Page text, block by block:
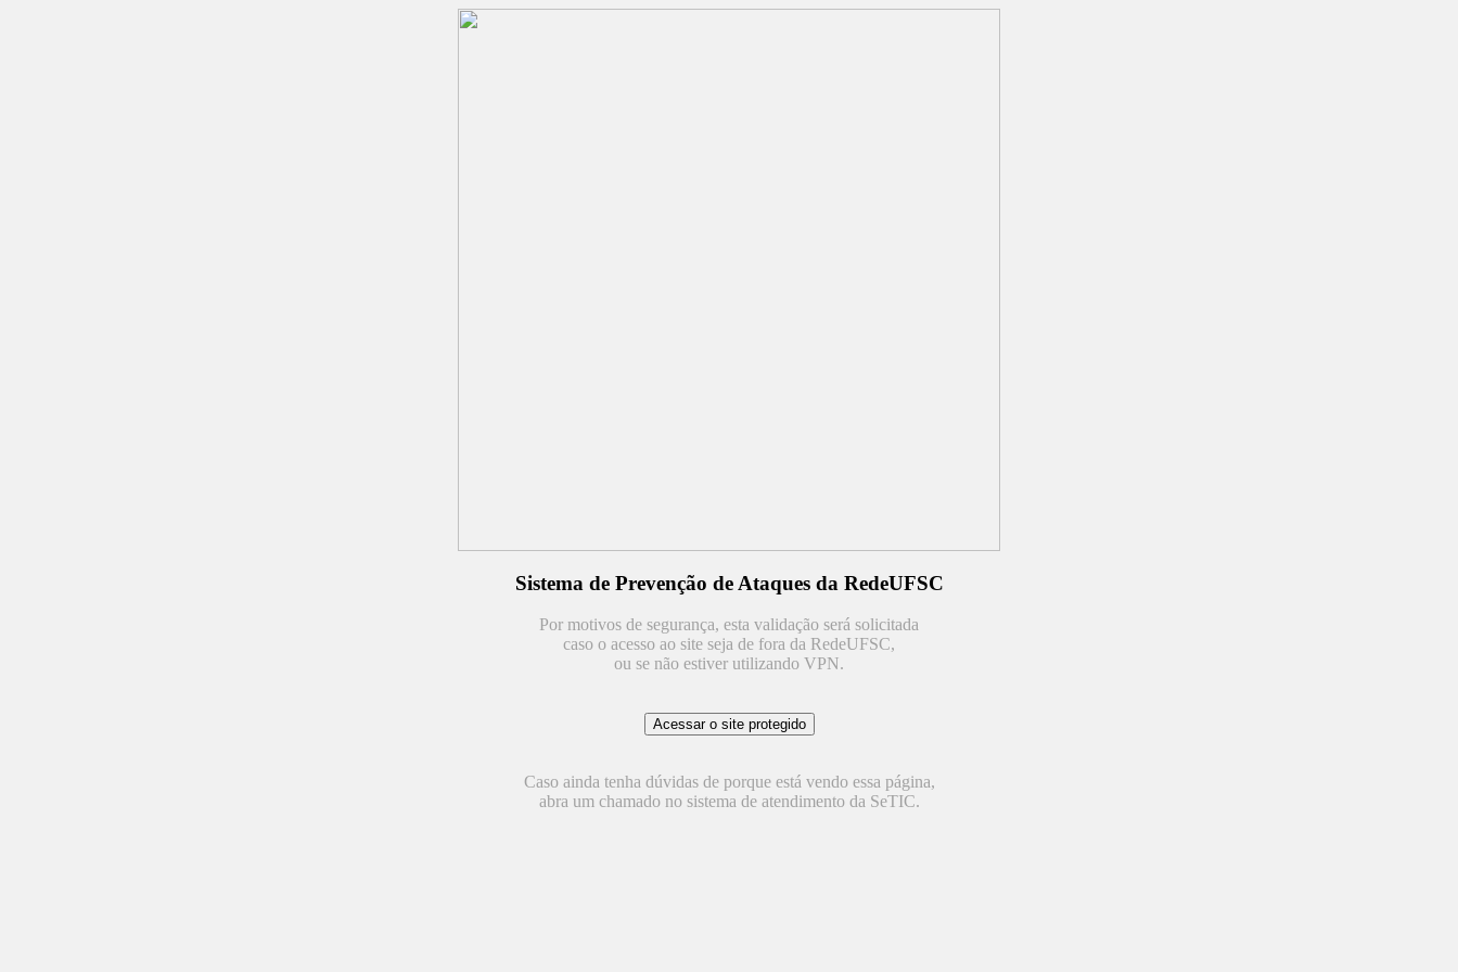
Sistema de Prevenção de Ataques da RedeUFSC
Por motivos de segurança, esta validação será solicitada
caso o acesso ao site seja de fora da RedeUFSC,
ou se não estiver utilizando VPN.
Caso ainda tenha dúvidas de porque está vendo essa página,
abra um chamado no sistema de atendimento da SeTIC.